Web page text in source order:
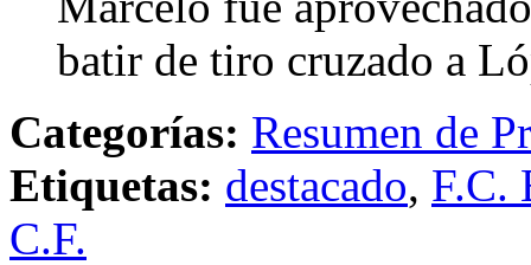
batir de tiro cruzado a
Categorías: Resumen de
Etiquetas: destacado, F.C.
C.F.